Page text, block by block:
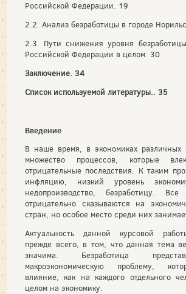
Российской Федерации. 19
2.2. Анализ безработицы в городе
2.3. Пути снижения уровня
Российской Федерации в целом. 30
Заключение. 34
Список используемой литературы.. 35
Введение
В наше время, в экономиках различных
множество процессов, которые
отрицательные последствия. К таким
инфляцию, низкий уровень
недопроизводство, безработицу.
отрицательно сказываются на
стран, но особое место среди них
Актуальность данной курсовой
прежде всего, в том, что данная тема
значима. Безработица
макроэкономическую проблему,
влияние, как на каждого отдельного
целом на экономику.